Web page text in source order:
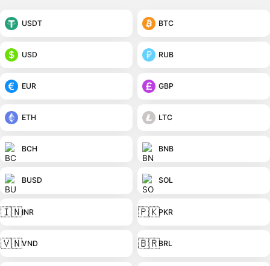
USDT BTC
USD RUB
EUR GBP
ETH LTC
BCH BNB
BUSD SOL
🇮🇳INR 🇵🇰PKR
🇻🇳VND 🇧🇷BRL